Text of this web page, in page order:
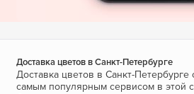
Доставка цветов в Санкт-Петербурге
Доставка цветов в Санкт-Петербурге
самым популярным сервисом в этой